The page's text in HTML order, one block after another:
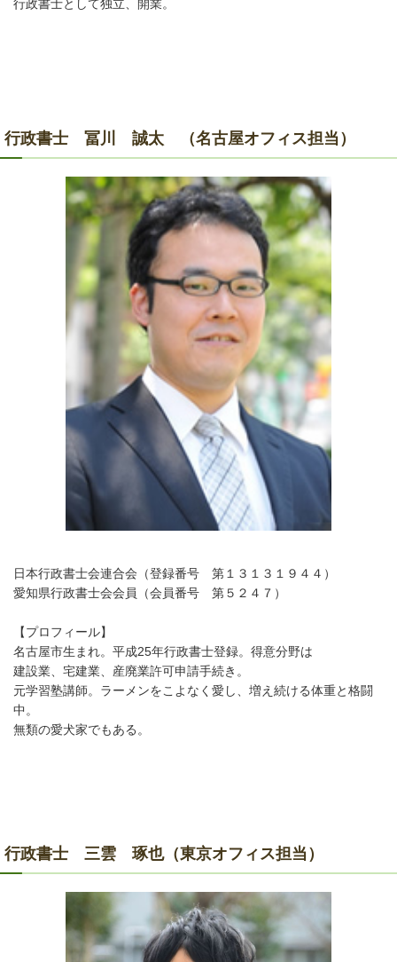
行政書士として独立、開業。
行政書士 冨川 誠太 （名古屋オフィス担当）
日本行政書士会連合会（登録番号 第１３１３１９４４）
愛知県行政書士会会員（会員番号 第５２４７）
【プロフィール】
名古屋市生まれ。平成25年行政書士登録。得意分野は
建設業、宅建業、産廃業許可申請手続き。
元学習塾講師。ラーメンをこよなく愛し、増え続ける体重と格闘
中。
無類の愛犬家でもある。
行政書士 三雲 琢也（東京オフィス担当）